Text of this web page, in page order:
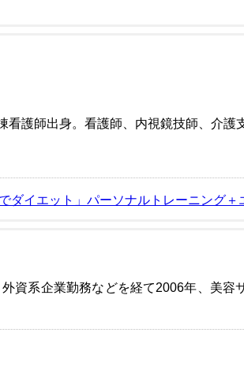
護師出身。看護師、内視鏡技師、介
ダイエット」パーソナルトレーニング＋
資系企業勤務などを経て2006年、美